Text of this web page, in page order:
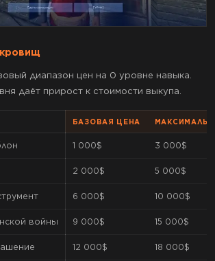
диапазон цен на 0 уровне навыка.
даёт прирост к стоимости выкупа.
БАЗОВАЯ ЦЕНА
1 000$ 3 000$
2 000$ 5 000$
6 000$ 10 000$
войны 9 000$ 15 000$
12 000$ 18 000$